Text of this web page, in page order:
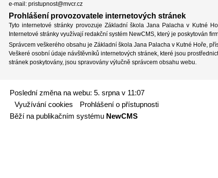
e-mail: pristupnost@mvcr.cz
Prohlášení provozovatele internetových stránek
Tyto internetové stránky provozuje Základní škola Jana Palacha v Kutné
Internetové stránky využívají redakční systém NewCMS, který je poskytován
Správcem veškerého obsahu je Základní škola Jana Palacha v Kutné Hoře,
Veškeré osobní údaje návštěvníků internetových stránek, které jsou
stránek poskytovány, jsou spravovány výlučně správcem obsahu webu.
Poslední změna na webu: 5. srpna v 11:07
Využívání cookies
Prohlášení o přístupnosti
Běží na publikačním systému NewCMS